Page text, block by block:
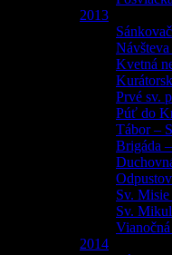
2013
Kvetná
Prvé sv.
Púť do
Tábor –
Brigáda
Sv.
Sv.
2014